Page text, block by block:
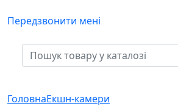
Передзвонити мені
ГоловнаЕкшн-камери